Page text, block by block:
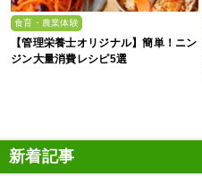
食育・農業体験
【管理栄養士オリジナル】簡単！ニン
ジン大量消費レシピ5選
新着記事